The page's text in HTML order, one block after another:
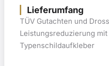
Lieferumfang
TÜV Gutachten und
Leistungsreduzierung
Typenschildaufkleber